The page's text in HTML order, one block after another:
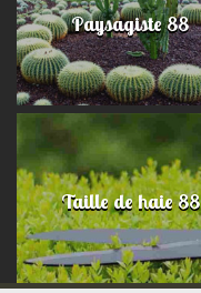
Paysagiste 88
Taille de haie 88